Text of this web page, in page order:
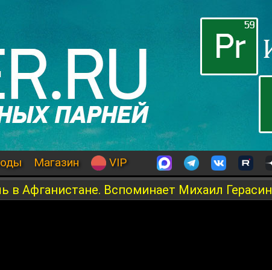
Магазин VIP
в Афганистане. Вспоминает Михаил Герасин